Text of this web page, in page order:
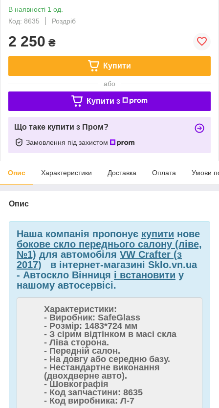
В наявності 1 од.
Код: 8635
Роздріб
2 250 ₴
Купити
або
Купити з
Що таке купити з Пром?
Замовлення під захистом
Опис Характеристики Доставка Оплата Умови
Опис
Наша компанія пропонує купити нове
бокове скло переднього салону (ліве,
№1) для автомобіля VW Crafter (з
2017) в інтернет-магазині Sklo.vn.ua
- Автоскло Вінниця і встановити у
нашому автосервісі.
Характеристики:
- Виробник: SafeGlass
- Розмір: 1483*724 мм
- З сірим відтінком в масі скла
- Ліва сторона.
- Передній салон.
- На довгу або середню базу.
- Нестандартне виконання
(двохдверне авто).
- Шовкографія
- Код запчастини: 8635
- Код виробника: Л-7